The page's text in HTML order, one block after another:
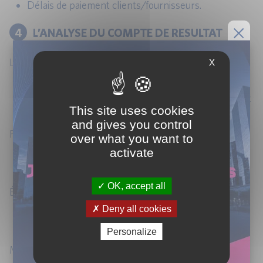
Délais de paiement clients/fournisseurs.
4 L’ANALYSE DU COMPTE DE RESULTAT
Le compte de résultat :
Les différents types de charges et de produits.
La composante du résultat : exploitation, financier et
exceptionnel.
Présentation de certains ratios :
Marges.
Éléments de fiscalité :
Mise en application.
X
This site uses cookies
and gives you control
over what you want to
activate
OK, accept all
Deny all cookies
Personalize